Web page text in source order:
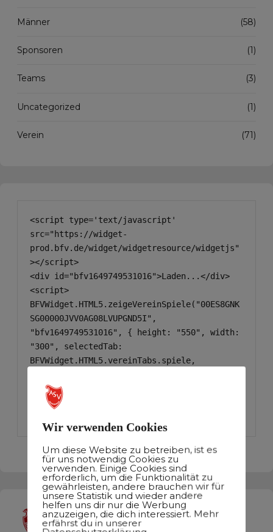
Männer (58)
Sponsoren (1)
Teams (3)
Uncategorized (1)
Verein (71)
<script type='text/javascript'
src="https://widget-
prod.bfv.de/widget/widgetresource/widgetjs"
></script>
<div id="bfv1649749531016">Laden...</div>
<script>
BFVWidget.HTML5.zeigeVereinSpiele("00ES8GNK
SG00000JVV0AG08LVUPGND5I",
"bfv1649749531016", { height: "550", width:
"300", selectedTab:
BFVWidget.HTML5.vereinTabs.spiele,
"#FFFFFF" , colorClubName : "#C20A13" ,
backgroundNav: "#740006"});
asvherzogenaurach
Offizieler Instagram Account des ASV
Wir verwenden Cookies
Um diese Website zu betreiben, ist es
für uns notwendig Cookies zu
verwenden. Einige Cookies sind
erforderlich, um die Funktionalität zu
gewährleisten, andere brauchen wir für
unsere Statistik und wieder andere
helfen uns dir nur die Werbung
anzuzeigen, die dich interessiert. Mehr
erfährst du in unserer